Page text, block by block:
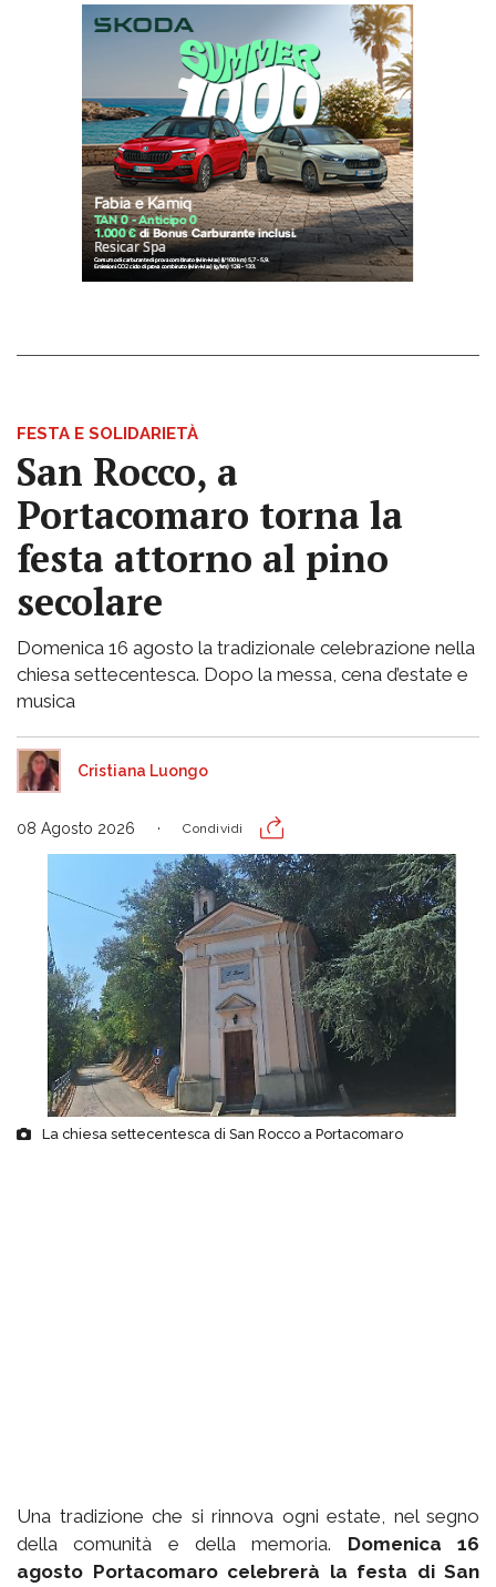
FESTA E SOLIDARIETÀ
San Rocco, a
Portacomaro torna la
festa attorno al pino
secolare
Domenica 16 agosto la tradizionale celebrazione nella
chiesa settecentesca. Dopo la messa, cena d’estate e
musica
Cristiana Luongo
08 Agosto 2026 Condividi
La chiesa settecentesca di San Rocco a Portacomaro
Una tradizione che si rinnova ogni estate, nel segno
della comunità e della memoria. Domenica 16
agosto Portacomaro celebrerà la festa di San